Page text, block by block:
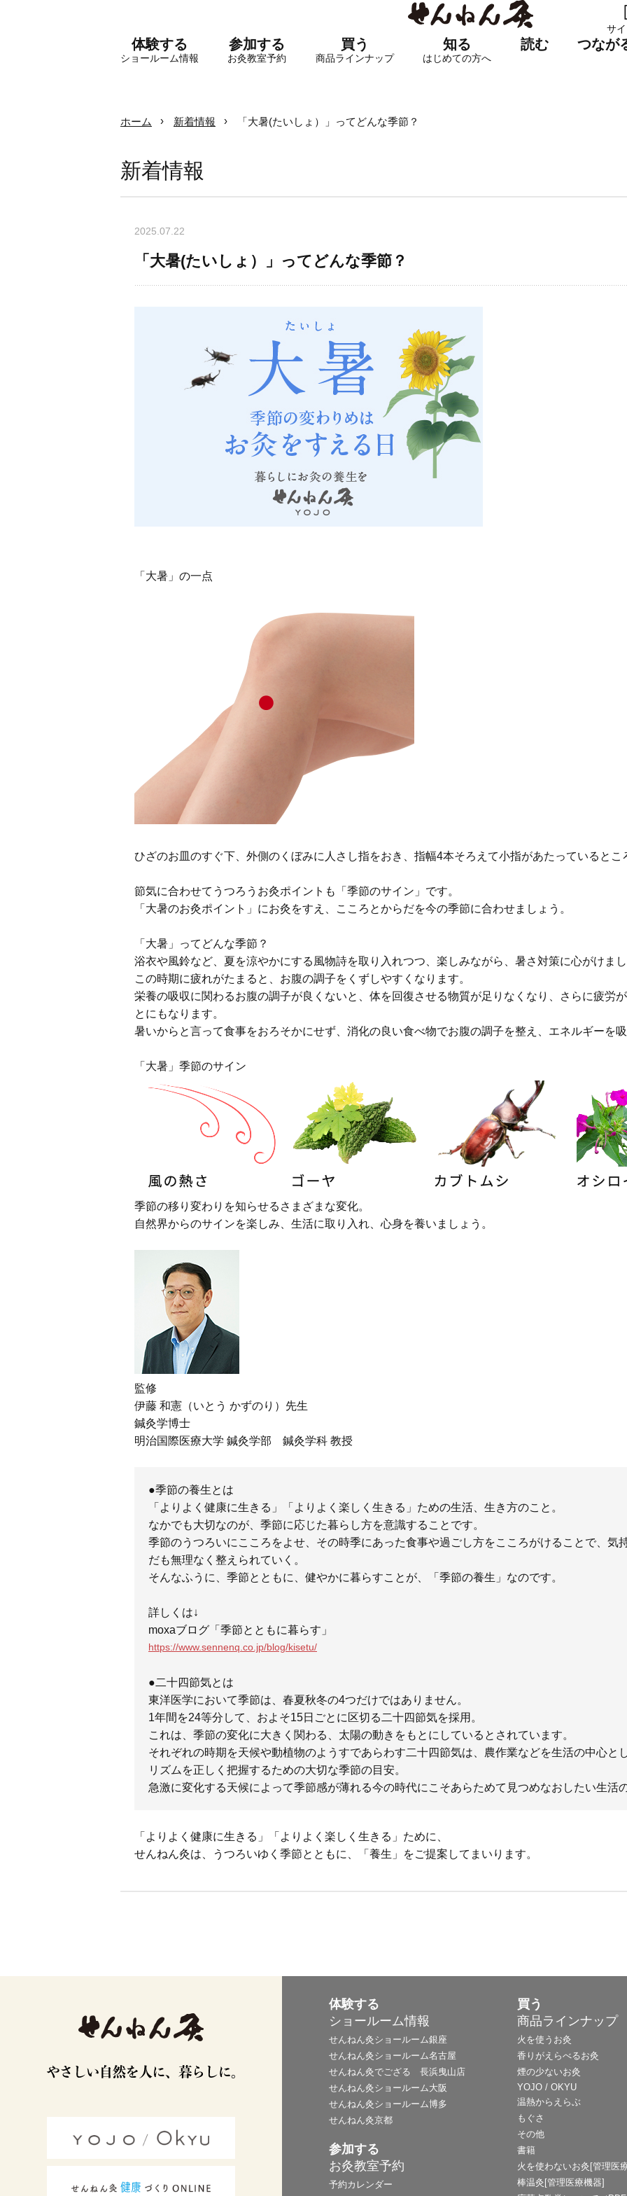
サ
体験する
ショールーム情報
参加する
お灸教室予約
買う
商品ラインナップ
知る
はじめての方へ
読む つなが
ホーム 新着情報 「大暑(たいしょ）」ってどんな季節？
新着情報
2025.07.22
「大暑(たいしょ）」ってどんな季節？
「大暑」の一点
ひざのお皿のすぐ下、外側のくぼみに人さし指をおき、指幅4本そろえて小指があたっているとこ
節気に合わせてうつろうお灸ポイントも「季節のサイン」です。
「大暑のお灸ポイント」にお灸をすえ、こころとからだを今の季節に合わせましょう。
「大暑」ってどんな季節？
浴衣や風鈴など、夏を涼やかにする風物詩を取り入れつつ、楽しみながら、暑さ対策に心がけま
この時期に疲れがたまると、お腹の調子をくずしやすくなります。
栄養の吸収に関わるお腹の調子が良くないと、体を回復させる物質が足りなくなり、さらに疲労
とにもなります。
暑いからと言って食事をおろそかにせず、消化の良い食べ物でお腹の調子を整え、エネルギーを
「大暑」季節のサイン
季節の移り変わりを知らせるさまざまな変化。
自然界からのサインを楽しみ、生活に取り入れ、心身を養いましょう。
監修
伊藤 和憲（いとう かずのり）先生
鍼灸学博士
明治国際医療大学 鍼灸学部 鍼灸学科 教授
●季節の養生とは
「よりよく健康に生きる」「よりよく楽しく生きる」ための生活、生き方のこと。
なかでも大切なのが、季節に応じた暮らし方を意識することです。
季節のうつろいにこころをよせ、その時季にあった食事や過ごし方をこころがけることで、気
だも無理なく整えられていく。
そんなふうに、季節とともに、健やかに暮らすことが、「季節の養生」なのです。
詳しくは↓
moxaブログ「季節とともに暮らす」
https://www.sennenq.co.jp/blog/kisetu/
●二十四節気とは
東洋医学において季節は、春夏秋冬の4つだけではありません。
1年間を24等分して、およそ15日ごとに区切る二十四節気を採用。
これは、季節の変化に大きく関わる、太陽の動きをもとにしているとされています。
それぞれの時期を天候や動植物のようすであらわす二十四節気は、農作業などを生活の中心と
リズムを正しく把握するための大切な季節の目安。
急激に変化する天候によって季節感が薄れる今の時代にこそあらためて見つめなおしたい生活
「よりよく健康に生きる」「よりよく楽しく生きる」ために、
せんねん灸は、うつろいゆく季節とともに、「養生」をご提案してまいります。
体験する
ショールーム情報
せんねん灸ショールーム銀座
せんねん灸ショールーム名古屋
せんねん灸でござる 長浜曳山店
せんねん灸ショールーム大阪
せんねん灸ショールーム博多
せんねん灸京都
参加する
お灸教室予約
予約カレンダー
買う
商品ラインナップ
火を使うお灸
香りがえらべるお灸
煙の少ないお灸
YOJO / OKYU
温熱からえらぶ
もぐさ
その他
書籍
火を使わないお灸[管理医
棒温灸[管理医療機器]